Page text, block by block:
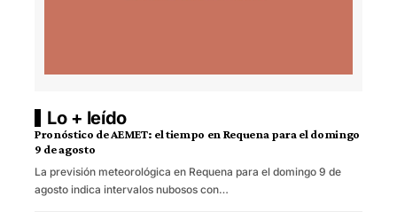
Lo + leído
Pronóstico de AEMET: el tiempo en Requena para el domingo
9 de agosto
La previsión meteorológica en Requena para el domingo 9 de
agosto indica intervalos nubosos con…